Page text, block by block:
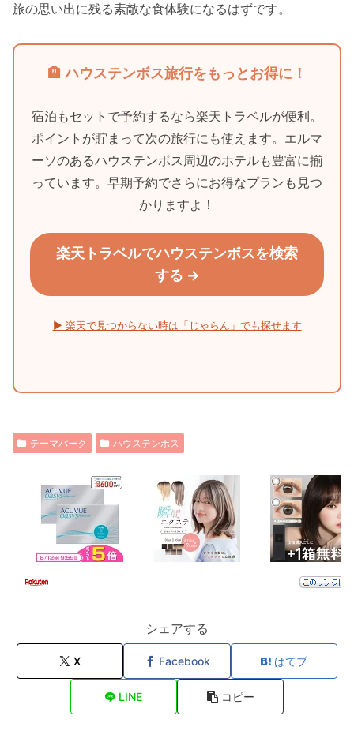
旅の思い出に残る素敵な食体験になるはずです。
🏨 ハウステンボス旅行をもっとお得に！
宿泊もセットで予約するなら楽天トラベルが便利。
ポイントが貯まって次の旅行にも使えます。エルマ
ーソのあるハウステンボス周辺のホテルも豊富に揃
っています。早期予約でさらにお得なプランも見つ
かりますよ！
楽天トラベルでハウステンボスを検索
する →
▶ 楽天で見つからない時は「じゃらん」でも探せます
テーマパーク ハウステンボス
シェアする
X Facebook はてブ
LINE コピー